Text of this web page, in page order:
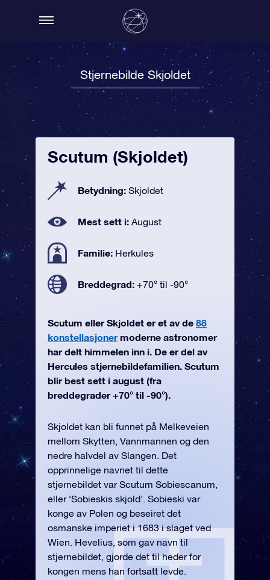
Stjernebilde Skjoldet
Scutum (Skjoldet)
Betydning: Skjoldet
Mest sett i: August
Familie: Herkules
Breddegrad: +70° til -90°
Scutum eller Skjoldet er et av de 88
konstellasjonermoderne astronomer
har delt himmelen inn i. De er del av
Hercules stjernebildefamilien. Scutum
blir best sett i august (fra
breddegrader +70° til -90°).
Skjoldet kan bli funnet på Melkeveien
mellom Skytten, Vannmannen og den
nedre halvdel av Slangen. Det
opprinnelige navnet til dette
stjernebildet var Scutum Sobiescanum,
eller ‘Sobieskis skjold’. Sobieski var
konge av Polen og beseiret det
osmanske imperiet i 1683 i slaget ved
Wien. Hevelius, som gav navn til
stjernebildet, gjorde det til heder for
kongen mens han fortsatt levde.